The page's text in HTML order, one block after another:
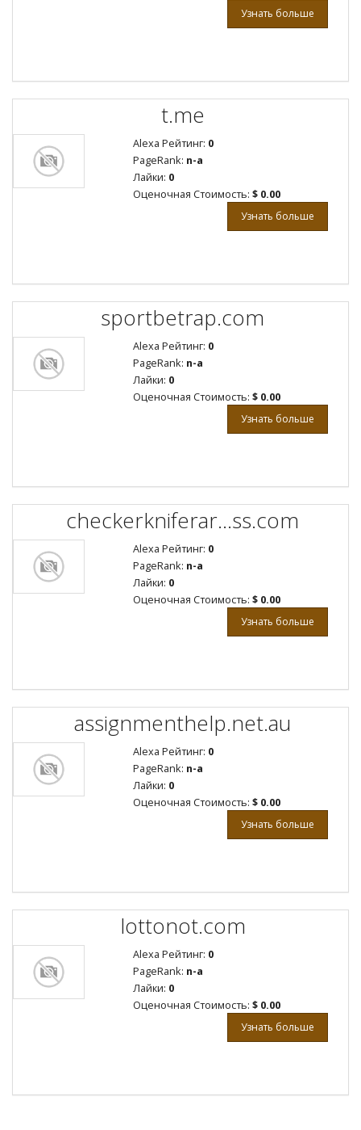
Узнать больше
t.me
Alexa Рейтинг: 0
PageRank: n-a
Лайки: 0
Оценочная Стоимость: $ 0.00
Узнать больше
sportbetrap.com
Alexa Рейтинг: 0
PageRank: n-a
Лайки: 0
Оценочная Стоимость: $ 0.00
Узнать больше
checkerkniferar...ss.com
Alexa Рейтинг: 0
PageRank: n-a
Лайки: 0
Оценочная Стоимость: $ 0.00
Узнать больше
assignmenthelp.net.au
Alexa Рейтинг: 0
PageRank: n-a
Лайки: 0
Оценочная Стоимость: $ 0.00
Узнать больше
lottonot.com
Alexa Рейтинг: 0
PageRank: n-a
Лайки: 0
Оценочная Стоимость: $ 0.00
Узнать больше